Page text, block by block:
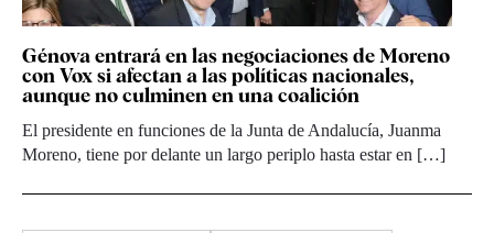
Génova entrará en las negociaciones de Moreno
con Vox si afectan a las políticas nacionales,
aunque no culminen en una coalición
El presidente en funciones de la Junta de Andalucía, Juanma
Moreno, tiene por delante un largo periplo hasta estar en […]